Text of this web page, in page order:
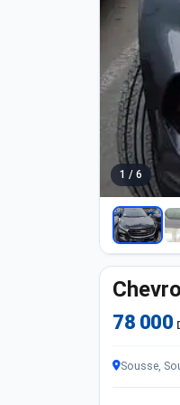
1 / 6
78 000
Sousse,